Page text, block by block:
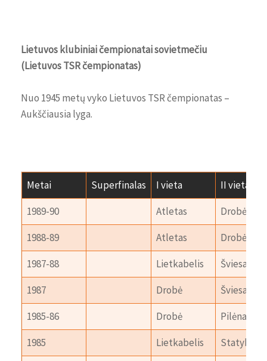
Lietuvos klubiniai čempionatai sovietmečiu
(Lietuvos TSR čempionatas)
Nuo 1945 metų vyko Lietuvos TSR čempionatas –
Aukščiausia lyga.
Metai Superfinalas I vieta
II vieta
1989-90
Atletas
Drobė
1988-89
Atletas
Drobė
1987-88
Lietkabelis
Šviesa
1987
Drobė
Šviesa
1985-86
Drobė
Pilėnai K.
1985
Lietkabelis
Statyba